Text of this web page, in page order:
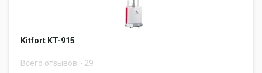
Kitfort KT-915
Всего отзывов 29